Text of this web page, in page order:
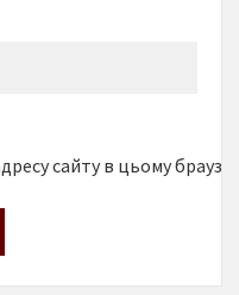
сайту в цьому